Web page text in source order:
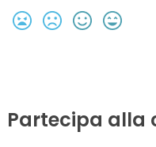
Partecipa alla